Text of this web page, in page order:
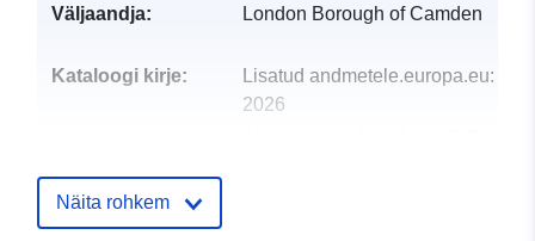
Väljaandja: London Borough of Camden
Kataloogi kirje: Lisatud andmetele.europa.eu:
2026
uriRef:
Näita rohkem